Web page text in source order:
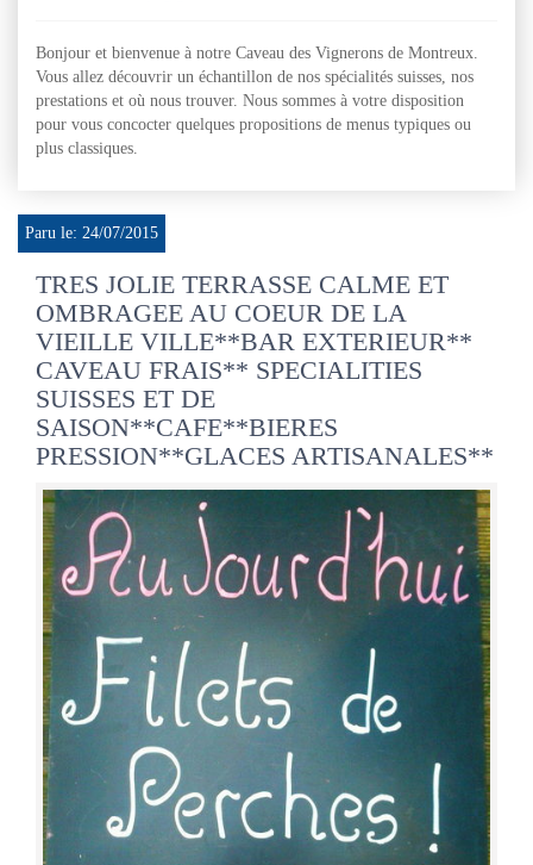
Bonjour et bienvenue à notre Caveau des Vignerons de Montreux.
Vous allez découvrir un échantillon de nos spécialités suisses, nos
prestations et où nous trouver. Nous sommes à votre disposition
pour vous concocter quelques propositions de menus typiques ou
plus classiques.
Paru le: 24/07/2015
TRES JOLIE TERRASSE CALME ET
OMBRAGEE AU COEUR DE LA
VIEILLE VILLE**BAR EXTERIEUR**
CAVEAU FRAIS** SPECIALITIES
SUISSES ET DE
SAISON**CAFE**BIERES
PRESSION**GLACES ARTISANALES**